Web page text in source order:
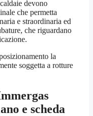
devono
che permetta
e straordinaria ed
che riguardano
la
soggetta a rotture
e scheda